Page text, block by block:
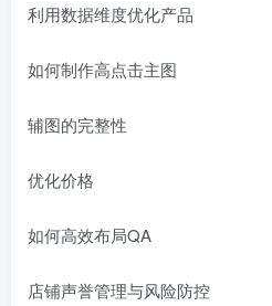
利用数据维度优化产品
如何制作高点击主图
辅图的完整性
优化价格
如何高效布局QA
店铺声誉管理与风险防控